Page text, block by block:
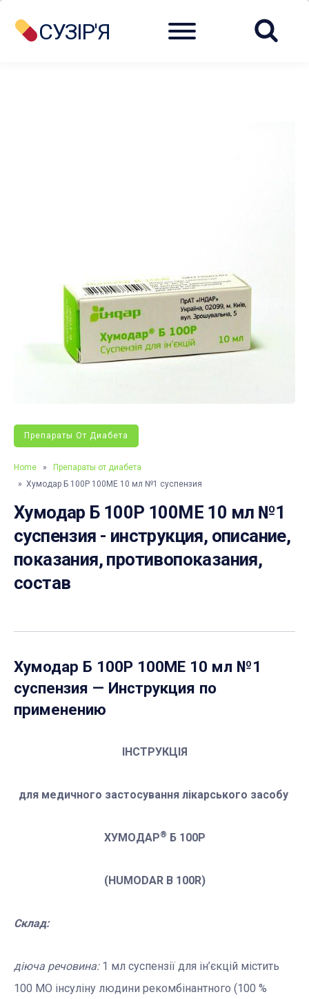
СУЗІР'Я Menu
Препараты От Диабета
Home »
Препараты от диабета
» Хумодар Б 100Р 100МЕ 10 мл №1 суспензия
Хумодар Б 100Р 100МЕ 10 мл №1
суспензия - инструкция, описание,
показания, противопоказания,
состав
Хумодар Б 100Р 100МЕ 10 мл №1
суспензия — Инструкция по
применению
ІНСТРУКЦІЯ
для медичного застосування лікарського засобу
ХУМОДАР® Б 100Р
(HUMODAR B 100R)
Склад:
діюча речовина:1 мл суспензії для ін’єкцій містить
100 МО інсуліну людини рекомбінантного (100 %